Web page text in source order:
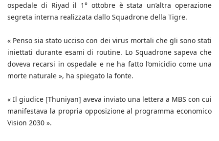
ospedale di Riyad il 1° ottobre è stata un’altra operazione
segreta interna realizzata dallo Squadrone della Tigre.
« Penso sia stato ucciso con dei virus mortali che gli sono stati
iniettati durante esami di routine. Lo Squadrone sapeva che
doveva recarsi in ospedale e ne ha fatto l’omicidio come una
morte naturale », ha spiegato la fonte.
« Il giudice [Thuniyan] aveva inviato una lettera a MBS con cui
manifestava la propria opposizione al programma economico
Vision 2030 ».